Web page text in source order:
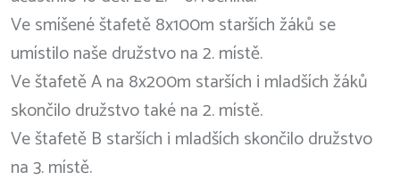
Ve smíšené štafetě 8x100m starších žáků se
umístilo naše družstvo na 2. místě.
Ve štafetě A na 8x200m starších i mladších žáků
skončilo družstvo také na 2. místě.
Ve štafetě B starších i mladších skončilo družstvo
na 3. místě.